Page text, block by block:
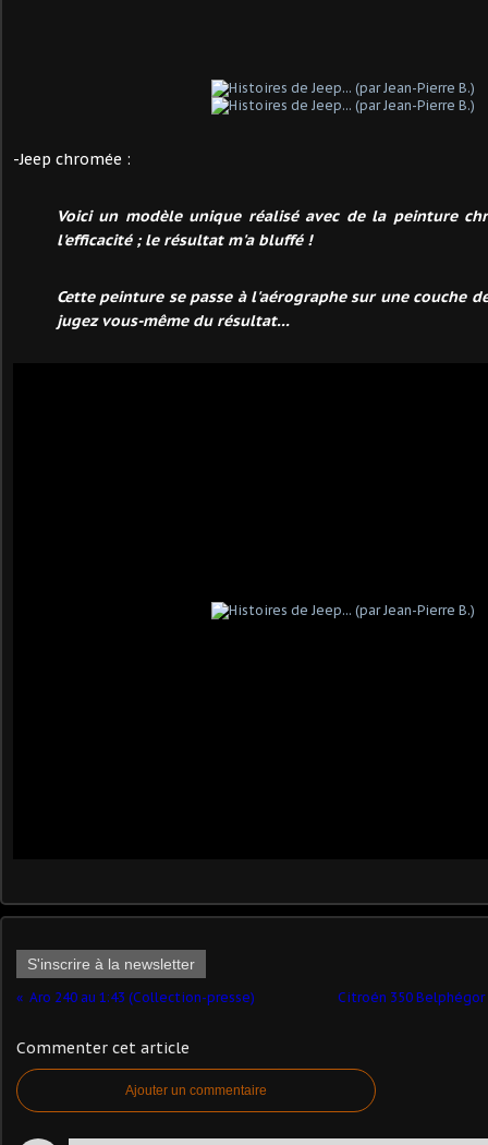
-Jeep chromée :
Voici un modèle unique réalisé avec de la peinture
l'efficacité ; le résultat m'a bluffé !
Cette peinture se passe à l'aérographe sur une couche
jugez vous-même du résultat...
S'inscrire à la newsletter
Aro 240 au 1:43 (Collection-presse) Citroén 350
Commenter cet article
Ajouter un commentaire